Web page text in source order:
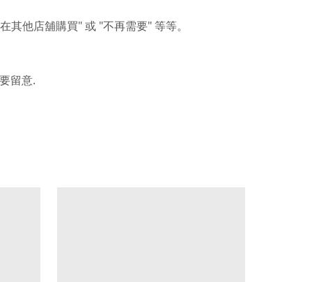
其他店舖購買" 或 "不再需要" 等等。
留意.